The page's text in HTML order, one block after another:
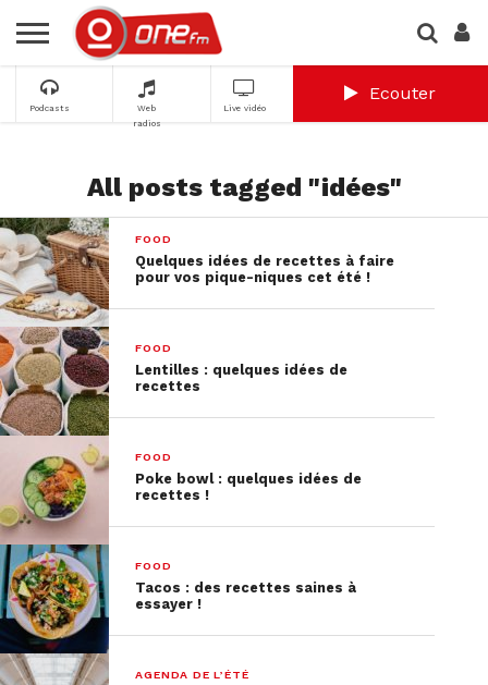
Podcasts
Web
radios
Live vidéo
Ecouter
All posts tagged "idées"
FOOD
Quelques idées de recettes à faire
pour vos pique-niques cet été !
FOOD
Lentilles : quelques idées de
recettes
FOOD
Poke bowl : quelques idées de
recettes !
FOOD
Tacos : des recettes saines à
essayer !
AGENDA DE L’ÉTÉ